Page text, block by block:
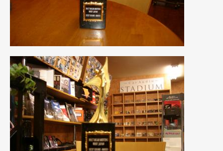
(1)
2022年12月(1)
2022年10月(2)
2022年8月(1)
2022年4月(2)
2022年1月(3)
2021年12月(2)
2021年8月(2)